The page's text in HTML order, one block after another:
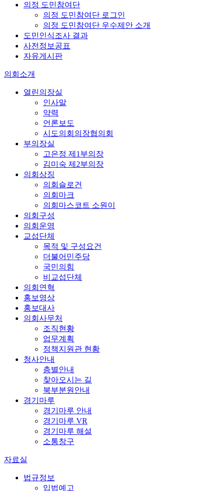
의정 도민참여단
의정 도민참여단 로그인
의정 도민참여단 우수제안 소개
도민인식조사 결과
사전정보공표
자유게시판
의회소개
열린의장실
인사말
약력
언론보도
시도의회의장협의회
부의장실
고은정 제1부의장
김미숙 제2부의장
의회상징
의회슬로건
의회마크
의회마스코트 소원이
의회구성
의회운영
교섭단체
목적 및 구성요건
더불어민주당
국민의힘
비교섭단체
의회연혁
홍보영상
홍보대사
의회사무처
조직현황
업무계획
정책지원관 현황
청사안내
층별안내
찾아오시는 길
북부분원안내
경기마루
경기마루 안내
경기마루 VR
경기마루 해설
소통창구
자료실
법규정보
입법예고